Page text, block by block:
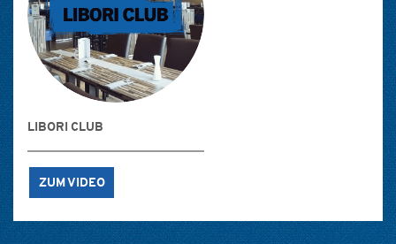
LIBORI CLUB
ZUM VIDEO